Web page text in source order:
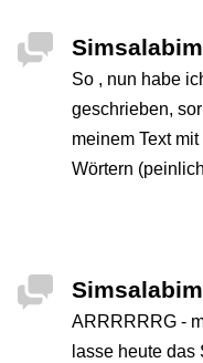
Simsalabim
So , nun habe
geschrieben,
meinem Text
Wörtern
Simsalabim
ARRRRRRG -
lasse heute das